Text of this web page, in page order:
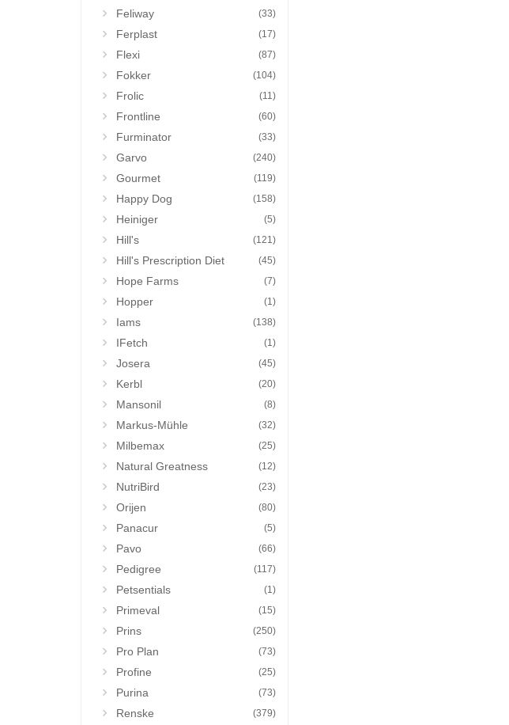
Feliway (33)
Ferplast (17)
Flexi (87)
Fokker (104)
Frolic (11)
Frontline (60)
Furminator (33)
Garvo (240)
Gourmet (119)
Happy Dog (158)
Heiniger (5)
Hill's (121)
Hill's Prescription Diet (45)
Hope Farms (7)
Hopper (1)
Iams (138)
IFetch (1)
Josera (45)
Kerbl (20)
Mansonil (8)
Markus-Mühle (32)
Milbemax (25)
Natural Greatness (12)
NutriBird (23)
Orijen (80)
Panacur (5)
Pavo (66)
Pedigree (117)
Petsentials (1)
Primeval (15)
Prins (250)
Pro Plan (73)
Profine (25)
Purina (73)
Renske (379)